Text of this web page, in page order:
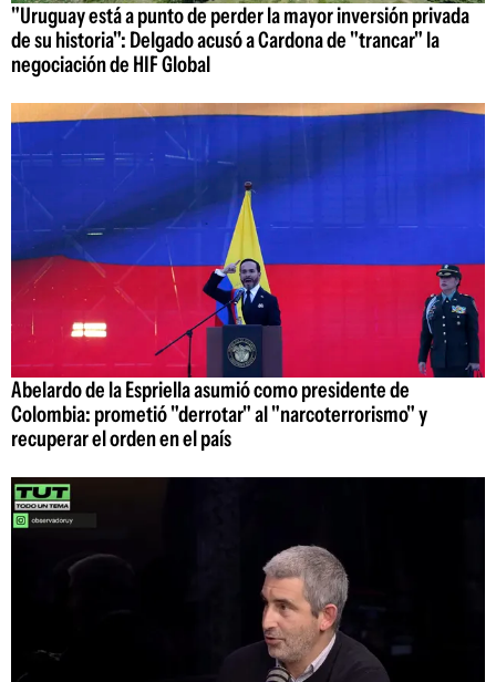
"Uruguay está a punto de perder la mayor inversión privada
de su historia": Delgado acusó a Cardona de "trancar" la
negociación de HIF Global
Abelardo de la Espriella asumió como presidente de
Colombia: prometió "derrotar" al "narcoterrorismo" y
recuperar el orden en el país